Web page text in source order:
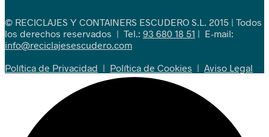
© RECICLAJES Y CONTAINERS ESCUDERO S.L. 2015 | Todos
los derechos reservados | Tel.: 93 680 18 51 | E-mail:
info@reciclajesescudero.com
Política de Privacidad | Política de Cookies | Aviso Legal